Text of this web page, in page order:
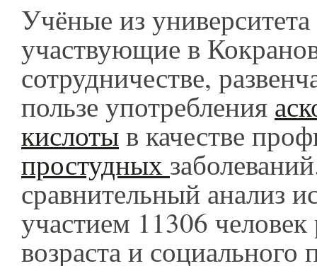
Учёные из
участвующие в
сотрудничестве,
пользе употребления
кислотыв качестве
простудных
сравнительный анализ
участием 11306 человек
возраста и социального